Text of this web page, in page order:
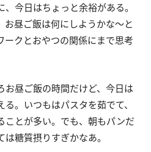
今日はちょっと余裕がある。
昼ご飯は何にしようかな～と
ークとおやつの関係にまで思考
お昼ご飯の時間だけど、今日は
。いつもはパスタを茹でて、
ことが多い。でも、朝もパンだ
糖質摂りすぎかなあ。